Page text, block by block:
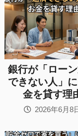
銀行が「ロー
できない人」
金を貸す理
2026年6月8